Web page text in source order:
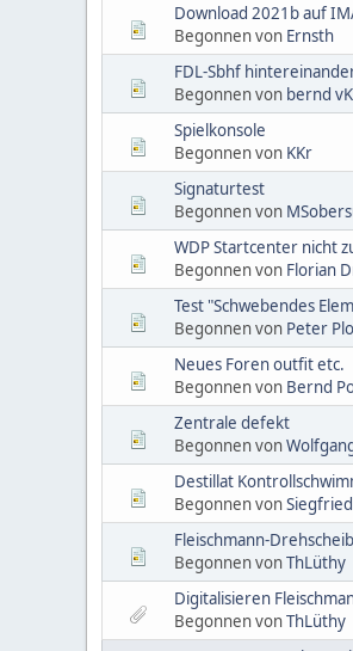
Download 2021b auf
Begonnen von Ernsth
FDL-Sbhf
Begonnen von bernd vK
Spielkonsole
Begonnen von KKr
Signaturtest
Begonnen von
WDP Startcenter nicht
Begonnen von Florian
Test "Schwebendes
Begonnen von Peter
Neues Foren outfit etc.
Begonnen von Bernd
Zentrale defekt
Begonnen von
Destillat
Begonnen von
Fleischmann-
Begonnen vonThLüthy
Digitalisieren
Begonnen vonThLüthy